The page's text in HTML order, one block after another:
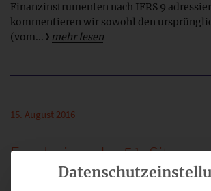
Finanzinstrumenten nach IFRS 9
kommentieren wir sowohl den
(vom...
mehr lesen
15. August 2016
Ergebnisse der 51. Sitzung
Fachausschusses